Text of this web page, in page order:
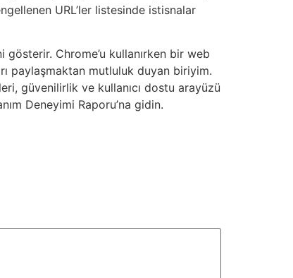
URL’ler listesinde istisnalar
gösterir. Chrome’u kullanırken bir web
paylaşmaktan mutluluk duyan biriyim.
güvenilirlik ve kullanıcı dostu arayüzü
Deneyimi Raporu’na gidin.